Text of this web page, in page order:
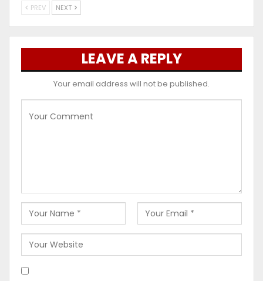
PREV NEXT
LEAVE A REPLY
Your email address will not be published.